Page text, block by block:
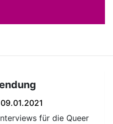
für die Queer